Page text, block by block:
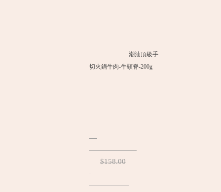
潮汕頂級手
切火鍋牛肉-牛頸脊-200g
$158.00